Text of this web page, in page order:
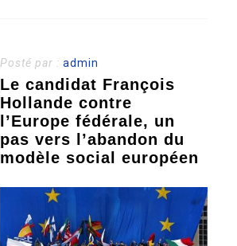
Posté par :admin
Le candidat François
Hollande contre
l’Europe fédérale, un
pas vers l’abandon du
modèle social européen